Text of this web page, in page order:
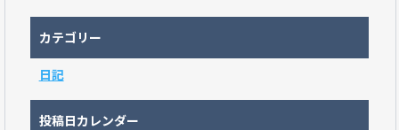
カテゴリー
日記
投稿日カレンダー